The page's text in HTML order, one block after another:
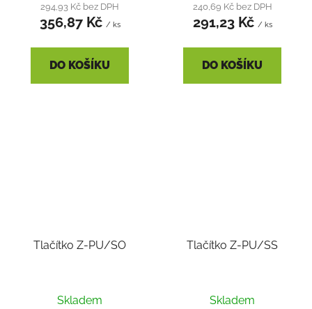
294,93 Kč bez DPH
356,87 Kč / ks
DO KOŠÍKU
240,69 Kč bez DPH
291,23 Kč / ks
DO KOŠÍKU
Tlačítko Z-PU/SO
Skladem
Tlačítko Z-PU/SS
Skladem